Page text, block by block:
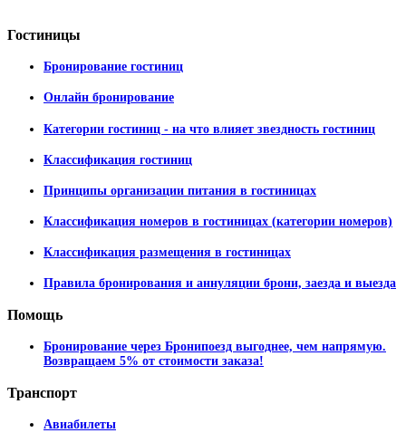
Гостиницы
Бронирование гостиниц
Онлайн бронирование
Категории гостиниц - на что влияет звездность гостиниц
Классификация гостиниц
Принципы организации питания в гостиницах
Классификация номеров в гостиницах (категории номеров)
Классификация размещения в гостиницах
Правила бронирования и аннуляции брони, заезда и выезда
Помощь
Бронирование через Бронипоезд выгоднее, чем напрямую.
Возвращаем 5% от стоимости заказа!
Транспорт
Авиабилеты